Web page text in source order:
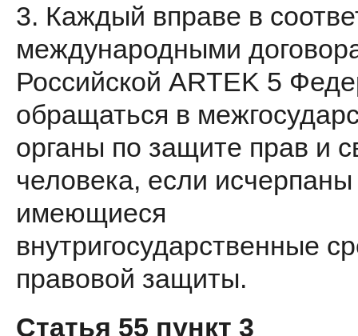
3. Каждый вправе в
международными
Российской ARTEK 5
обращаться в
органы по защите прав и
человека, если исчерпаны
имеющиеся
внутригосударственные
правовой защиты.
Статья 55 пункт 3